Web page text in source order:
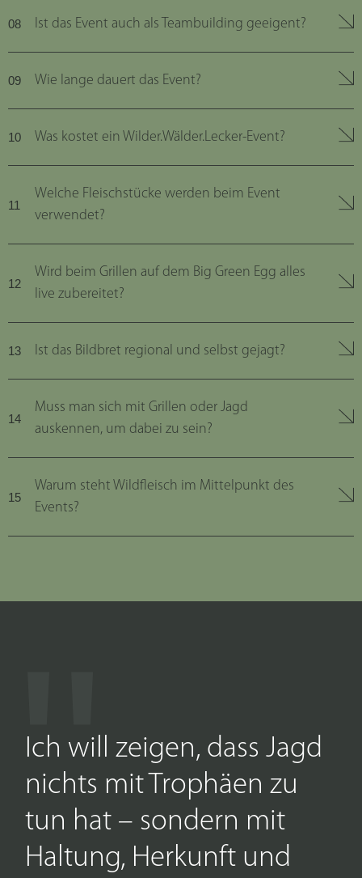
Ist das Event auch als Teambuilding geeigent?
Wie lange dauert das Event?
Was kostet ein Wilder.Wälder.Lecker-Event?
Welche Fleischstücke werden beim Event
verwendet?
Wird beim Grillen auf dem Big Green Egg alles
live zubereitet?
Ist das Bildbret regional und selbst gejagt?
Muss man sich mit Grillen oder Jagd
auskennen, um dabei zu sein?
Warum steht Wildfleisch im Mittelpunkt des
Events?
Ich will zeigen, dass Jagd
nichts mit Trophäen zu
tun hat – sondern mit
Haltung, Herkunft und